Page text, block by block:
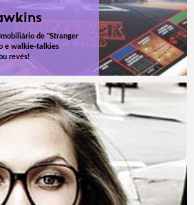
de "Stranger
e walkie-talkies
revés!